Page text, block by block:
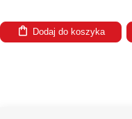
Dodaj do koszyka